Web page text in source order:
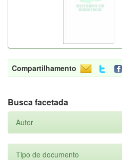
Compartilhamento
Busca facetada
Autor
Tipo de documento